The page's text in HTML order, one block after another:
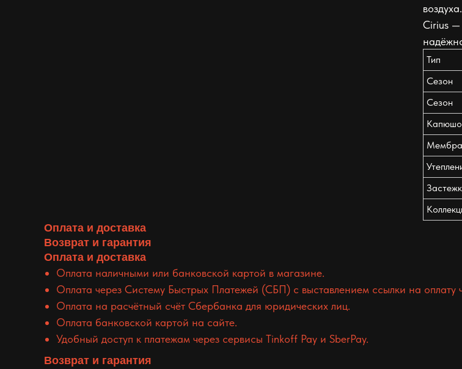
воздуха.
Cirius —
Тип
Сезон
Сезон
Оплата и доставка
Возврат и гарантия
Оплата и доставка
Оплата наличными или банковской картой в магазине.
Оплата через Систему Быстрых Платежей (СБП) с выставлением ссылки на оплату
Оплата на расчётный счёт Сбербанка для юридических лиц.
Оплата банковской картой на сайте.
Удобный доступ к платежам через сервисы Tinkoff Pay и SberPay.
Возврат и гарантия